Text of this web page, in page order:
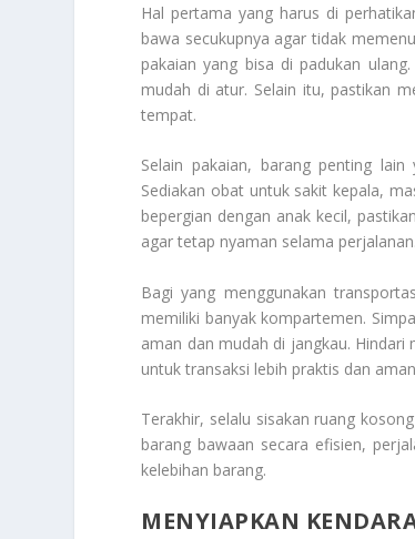
Hal pertama yang harus di
bawa secukupnya agar tidak
pakaian yang bisa di padukan
mudah di atur. Selain itu, pastikan
tempat.
Selain pakaian, barang penting
Sediakan obat untuk sakit kepala,
bepergian dengan anak kecil,
agar tetap nyaman selama perjalanan.
Bagi yang menggunakan
memiliki banyak kompartemen.
aman dan mudah di jangkau.
untuk transaksi lebih praktis dan
Terakhir, selalu sisakan ruang
barang bawaan secara efisien,
kelebihan barang.
MENYIAPKAN